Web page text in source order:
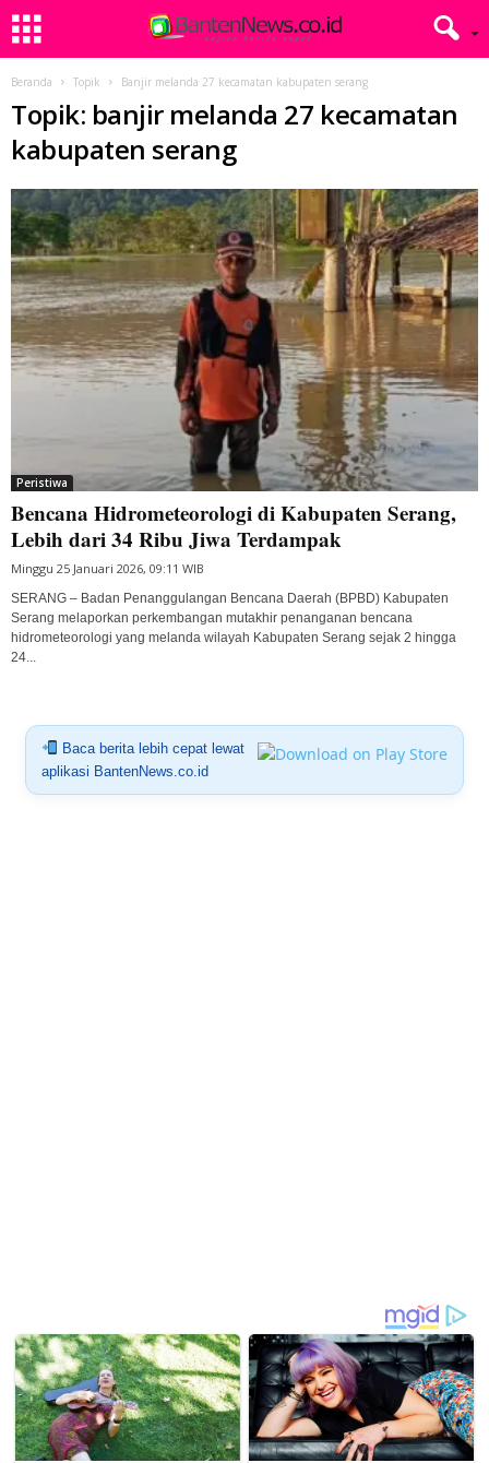
Beranda Topik Banjir melanda 27 kecamatan kabupaten serang
Topik: banjir melanda 27 kecamatan
kabupaten serang
Peristiwa
Bencana Hidrometeorologi di Kabupaten Serang,
Lebih dari 34 Ribu Jiwa Terdampak
Minggu 25 Januari 2026, 09:11 WIB
SERANG – Badan Penanggulangan Bencana Daerah (BPBD) Kabupaten
Serang melaporkan perkembangan mutakhir penanganan bencana
hidrometeorologi yang melanda wilayah Kabupaten Serang sejak 2 hingga
24...
Baca berita lebih cepat lewat
aplikasi BantenNews.co.id